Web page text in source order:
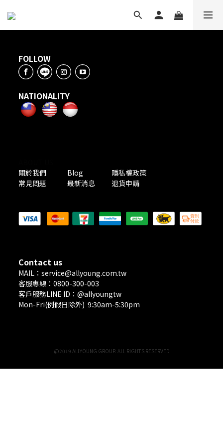
FOLLOW
NATIONALITY
關於我們
Blog
隱私權政策
常見問題
最新消息 退貨申請
Contact us
MAIL：service@allyoung.com.tw
客服專線：0800-300-003
客戶服務LINE ID：@allyoungtw
Mon-Fri(例假日除外) 9:30am-5:30pm
@2019 ALLYOUNG GROUP. ALL RIGHTS RESERVED